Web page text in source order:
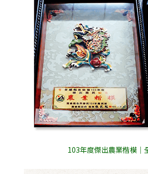
103年度傑出農業楷模｜